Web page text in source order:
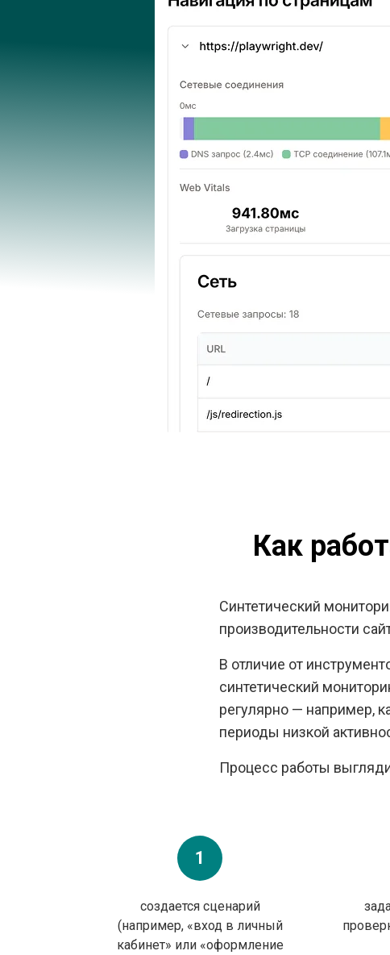
Как
Синтетический
производительности
В отличие от
синтетический
регулярно — например,
периоды низкой
Процесс работы
1
создается сценарий
(например, «вход в личный
кабинет» или «оформление